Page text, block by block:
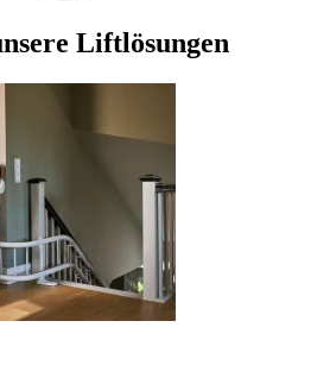
Liftlösungen